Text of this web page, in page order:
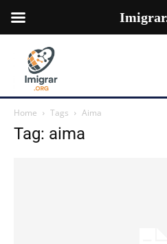
Home Tags Aima
Tag: aima